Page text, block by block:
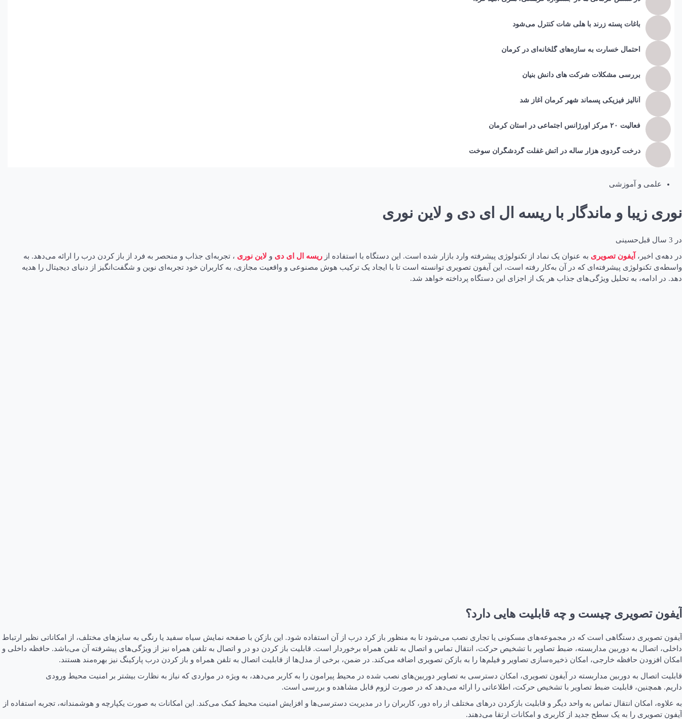
باغات پسته زرند با هلی شات کنترل می‌شود
احتمال خسارت به ساز‌ه‌های گلخانه‌ای در کرمان
بررسی مشکلات شرکت های دانش بنیان
آنالیز فیزیکی پسماند شهر کرمان آغاز شد
فعالیت ۲۰ مرکز اورژانس اجتماعی در استان کرمان
درخت گردوی هزار ساله در آتش غفلت گردشگران سوخت
علمی و آموزشی
نوری زیبا و ماندگار با ریسه ال ای دی و لاین نوری
در 3 سال قبل
حسینی
در دهه‌ی اخیر، آیفون تصویری به عنوان یک نماد از تکنولوژی پیشرفته وارد بازار شده است. این دستگاه با استفاده از ریسه ال ای دی و لاین نوری ، تجربه‌ای جذاب و منحصر به فرد از باز کردن درب را ارائه می‌دهد. به
واسطه‌ی تکنولوژی پیشرفته‌ای که در آن به‌کار رفته است، این آیفون تصویری توانسته است تا با ایجاد یک ترکیب هوش مصنوعی و واقعیت مجازی، به کاربران خود تجربه‌ای نوین و شگفت‌انگیز از دنیای دیجیتال را هدیه
دهد. در ادامه، به تحلیل ویژگی‌های جذاب هر یک از اجزای این دستگاه پرداخته خواهد شد.
آیفون تصویری چیست و چه قابلیت هایی دارد؟
آیفون تصویری دستگاهی است که در مجموعه‌های مسکونی یا تجاری نصب می‌شود تا به منظور باز کرد درب از آن استفاده شود. این بازکن با صفحه نمایش سیاه سفید یا رنگی به سایزهای مختلف، از امکاناتی نظیر ارتباط
داخلی، اتصال به دوربین مداربسته، ضبط تصاویر با تشخیص حرکت، انتقال تماس و اتصال به تلفن همراه برخوردار است. قابلیت باز کردن دو در و اتصال به تلفن همراه نیز از ویژگی‌های پیشرفته آن می‌باشد. حافظه داخلی و
امکان افزودن حافظه خارجی، امکان ذخیره‌سازی تصاویر و فیلم‌ها را به بازکن تصویری اضافه می‌کند. در ضمن، برخی از مدل‌ها از قابلیت اتصال به تلفن همراه و باز کردن درب پارکینگ نیز بهره‌مند هستند.
قابلیت اتصال به دوربین مداربسته در آیفون تصویری، امکان دسترسی به تصاویر دوربین‌های نصب شده در محیط پیرامون را به کاربر می‌دهد، به ویژه در مواردی که نیاز به نظارت بیشتر بر امنیت محیط ورودی
داریم. همچنین، قابلیت ضبط تصاویر با تشخیص حرکت، اطلاعاتی را ارائه می‌دهد که در صورت لزوم قابل مشاهده و بررسی است.
به علاوه، امکان انتقال تماس به واحد دیگر و قابلیت بازکردن درهای مختلف از راه دور، کاربران را در مدیریت دسترسی‌ها و افزایش امنیت محیط کمک می‌کند. این امکانات به صورت یکپارچه و هوشمندانه، تجربه استفاده از
آیفون تصویری را به یک سطح جدید از کاربری و امکانات ارتقا می‌دهند.